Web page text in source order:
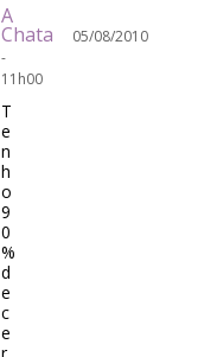
A
Chata
05/08/2010
-
11h00
T
e
n
h
o
9
0
%
d
e
c
e
r